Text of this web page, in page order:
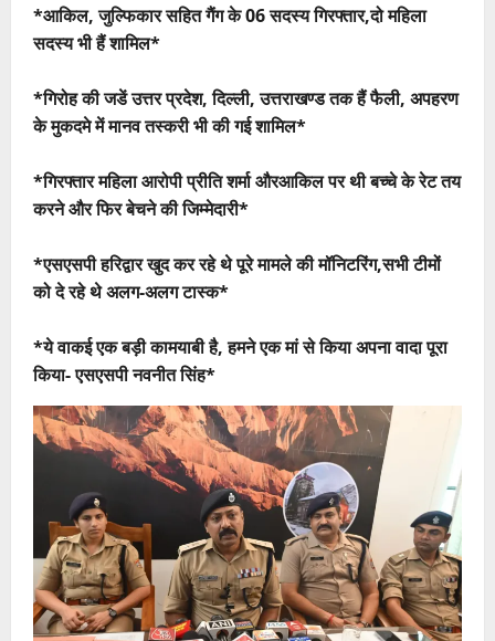
*आकिल, जुल्फिकार सहित गैंग के 06 सदस्य गिरफ्तार,दो महिला
सदस्य भी हैं शामिल*
*गिरोह की जडें उत्तर प्रदेश, दिल्ली, उत्तराखण्ड तक हैं फैली, अपहरण
के मुकदमे में मानव तस्करी भी की गई शामिल*
*गिरफ्तार महिला आरोपी प्रीति शर्मा औरआकिल पर थी बच्चे के रेट तय
करने और फिर बेचने की जिम्मेदारी*
*एसएसपी हरिद्वार खुद कर रहे थे पूरे मामले की मॉनिटरिंग,सभी टीमों
को दे रहे थे अलग-अलग टास्क*
*ये वाकई एक बड़ी कामयाबी है, हमने एक मां से किया अपना वादा पूरा
किया- एसएसपी नवनीत सिंह*